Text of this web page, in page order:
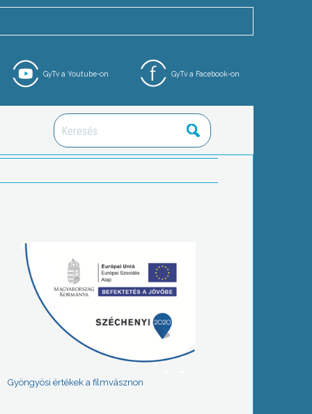
GyTv a Facebook-on
GyTv a Youtube-on
Gyöngyösi értékek a filmvásznon